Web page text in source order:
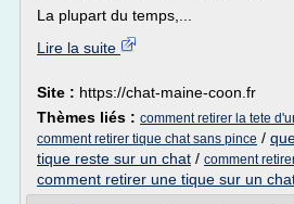
La plupart du temps,...
Lire la suite
Site : https://chat-maine-coon.fr
Thèmes liés : comment retirer la tete
comment retirer tique chat sans pince /
tique reste sur un chat / comment
comment retirer une tique sur un